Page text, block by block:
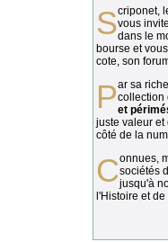
vous
dans le
bourse et
cote, son
Par sa richesse et sa diversité, lacollection
et
juste valeur et
côté de la
Connues, méconnues, ou inconnues, lessociétés
jusqu'à
l'Histoire et